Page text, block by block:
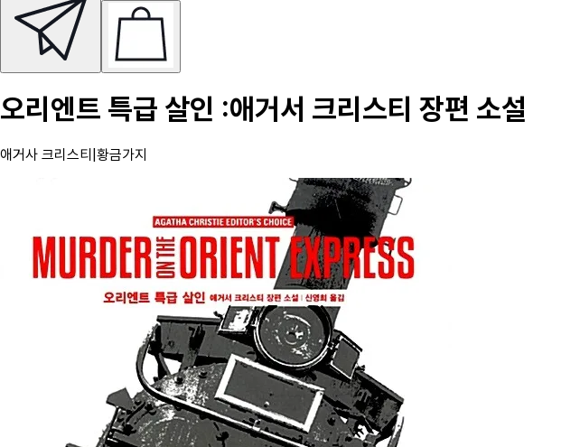
오리엔트 특급 살인 :애거서 크리스티 장편 소설
애거사 크리스티 황금가지